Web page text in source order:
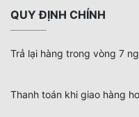
QUY ĐỊNH CHÍNH
Trả lại hàng trong vòng 7
Thanh toán khi giao hàng